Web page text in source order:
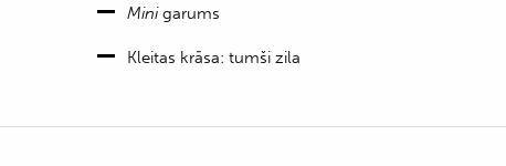
Minigarums
Kleitas krāsa: tumši zila